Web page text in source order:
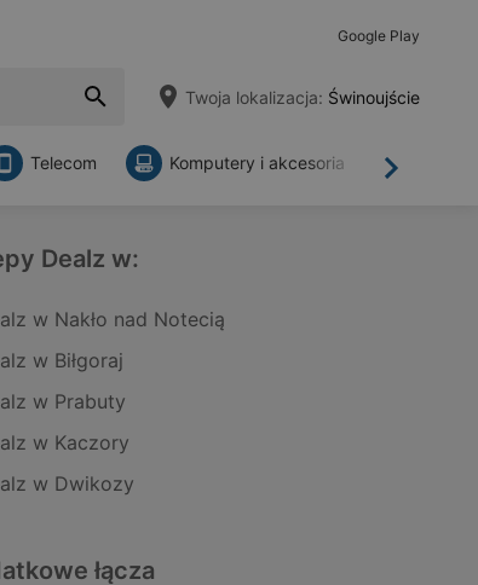
Google Play
Twoja lokalizacja: Świnoujście
Dalej
Telecom Komputery i akcesoria
Dealz w:
w Nakło nad Notecią
w Biłgoraj
w Prabuty
w Kaczory
w Dwikozy
łącza